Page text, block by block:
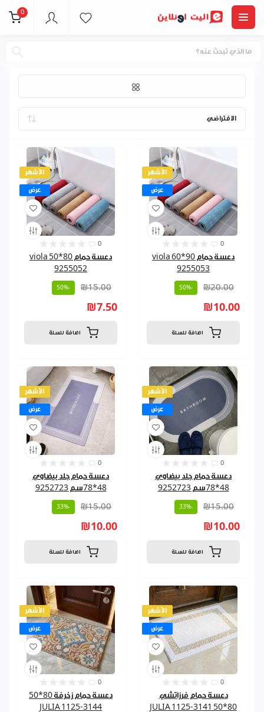
0
دعسات
الأشهر
عرض
0
دعسة حمام 80*50 viola
9255052
₪15.00
-50%
₪7.50
اضافة للسلة
الأشهر
عرض
0
دعسة حمام 90*60 viola
9255053
₪20.00
-50%
₪10.00
اضافة للسلة
الأشهر
عرض
0
دعسة حمام جلد بيضاوي
48*78سم 9252723
₪15.00
-33%
₪10.00
اضافة للسلة
الأشهر
عرض
0
دعسة حمام جلد بيضاوي
48*78سم 9252723
₪15.00
-33%
₪10.00
اضافة للسلة
الأشهر
عرض
0
دعسة حمام زخرفة 80*50
JULIA 1125-3144
الأشهر
عرض
0
دعسة حمام فرزاتشي
80*50 JULIA 1125-3141